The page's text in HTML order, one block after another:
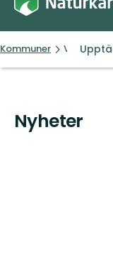
Kommuner Vestby
Nyheter